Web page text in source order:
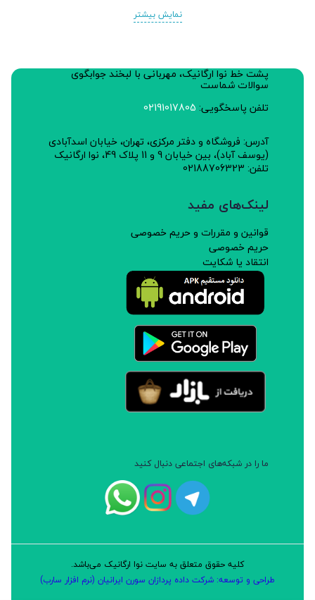
نمایش بیشتر
پشت خط نوا ارگانیک، مهربانی با لبخند جوابگوی
سوالات شماست
تلفن پاسخگویی: 02191017805
آدرس: فروشگاه و دفتر مرکزی، تهران، خیابان اسدآبادی
(یوسف آباد)، بین خیابان 9 و 11 پلاک 49، نوا ارگانیک
تلفن: 02188706323
لینک‌های مفید
قوانین و مقررات و حریم خصوصی
حریم خصوصی
انتقاد یا شکایت
ما را در شبکه‌های اجتماعی دنبال کنید
کلیه حقوق متعلق به سایت نوا ارگانیک می‌باشد.
طراحی و توسعه: شرکت داده پردازان سورن ایرانیان (نرم افزار سارب)